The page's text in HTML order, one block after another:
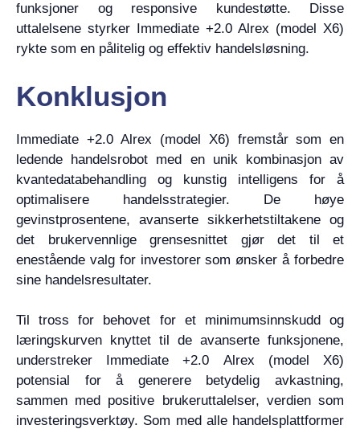
funksjoner og responsive kundestøtte. Disse
uttalelsene styrker Immediate +2.0 Alrex (model X6)
rykte som en pålitelig og effektiv handelsløsning.
Konklusjon
Immediate +2.0 Alrex (model X6) fremstår som en
ledende handelsrobot med en unik kombinasjon av
kvantedatabehandling og kunstig intelligens for å
optimalisere handelsstrategier. De høye
gevinstprosentene, avanserte sikkerhetstiltakene og
det brukervennlige grensesnittet gjør det til et
enestående valg for investorer som ønsker å forbedre
sine handelsresultater.
Til tross for behovet for et minimumsinnskudd og
læringskurven knyttet til de avanserte funksjonene,
understreker Immediate +2.0 Alrex (model X6)
potensial for å generere betydelig avkastning,
sammen med positive brukeruttalelser, verdien som
investeringsverktøy. Som med alle handelsplattformer